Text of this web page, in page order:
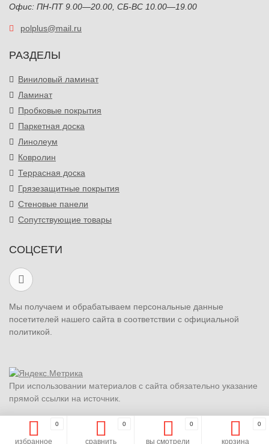
Офис: ПН-ПТ 9.00—20.00, СБ-ВС 10.00—19.00
polplus@mail.ru
РАЗДЕЛЫ
Виниловый ламинат
Ламинат
Пробковые покрытия
Паркетная доска
Линолеум
Ковролин
Террасная доска
Грязезащитные покрытия
Стеновые панели
Сопутствующие товары
СОЦСЕТИ
Мы получаем и обрабатываем персональные данные
посетителей нашего сайта в соответствии с официальной
политикой.
При использовании материалов с сайта обязательно указание
прямой ссылки на источник.
0
избранное
0
сравнить
0
вы смотрели
0
корзина